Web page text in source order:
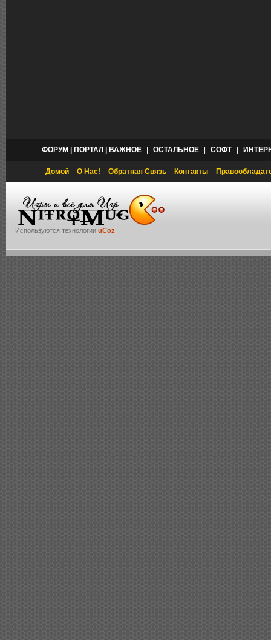
ФОРУМ | ПОРТАЛ | ВАЖНОЕ ОСТАЛЬНОЕ СОФТ
Домой О Нас! Обратная Связь Контакты
Используются технологии uCoz